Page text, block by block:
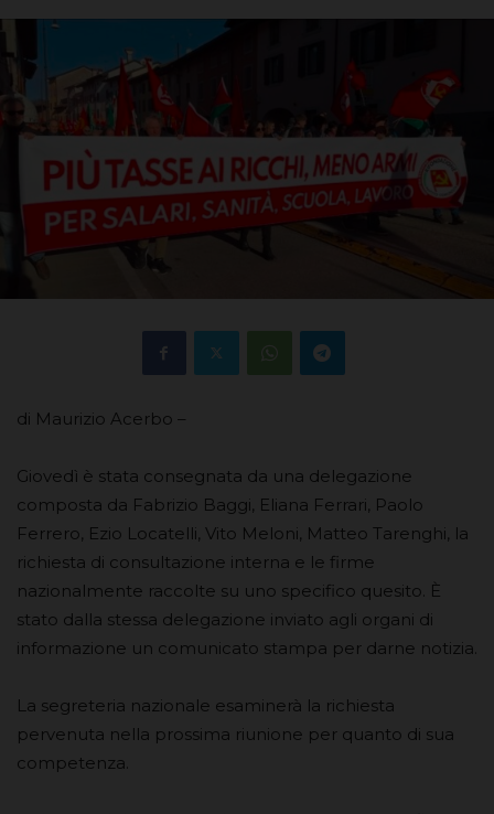
di Maurizio Acerbo –
Giovedì è stata consegnata da una delegazione
composta da Fabrizio Baggi, Eliana Ferrari, Paolo
Ferrero, Ezio Locatelli, Vito Meloni, Matteo Tarenghi, la
richiesta di consultazione interna e le firme
nazionalmente raccolte su uno specifico quesito. È
stato dalla stessa delegazione inviato agli organi di
informazione un comunicato stampa per darne notizia.
La segreteria nazionale esaminerà la richiesta
pervenuta nella prossima riunione per quanto di sua
competenza.